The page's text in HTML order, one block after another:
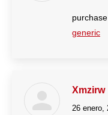
generic
Xmzirw
dice:
26 enero,